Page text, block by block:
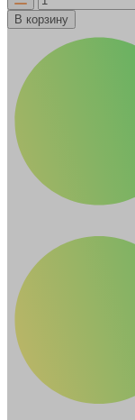
В корзину